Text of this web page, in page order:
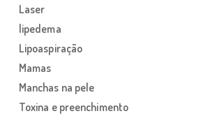
Laser
lipedema
Lipoaspiração
Mamas
Manchas na pele
Toxina e preenchimento